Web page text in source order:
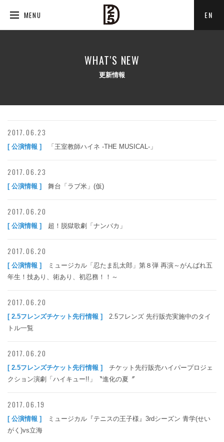
MENU EN
WHAT'S NEW
更新情報
2017.06.23
[ 公演情報 ] 「王室教師ハイネ -THE MUSICAL-」
2017.06.23
[ 公演情報 ] 舞台「ラブ米」(仮)
2017.06.20
[ 公演情報 ] 超！脱獄歌劇「ナンバカ」
2017.06.20
[ 公演情報 ]
ミュージカル「忍たま乱太郎」第８弾 再演～がんばれ五
年生！技あり、術あり、初忍務！！～
2017.06.20
[ 2.5フレンズチケット先行情報 ]
2.5フレンズ 先行販売実施中のタイ
トル一覧
2017.06.20
[ 2.5フレンズチケット先行情報 ]
チケット先行販売ハイパープロジェ
クション演劇「ハイキュー!!」〝進化の夏〞
2017.06.19
[ 公演情報 ]
ミュージカル『テニスの王子様』3rdシーズン 青学(せい
がく)vs立海